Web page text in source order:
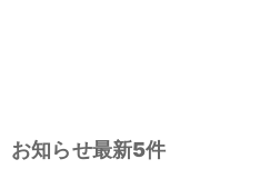
お知らせ最新5件